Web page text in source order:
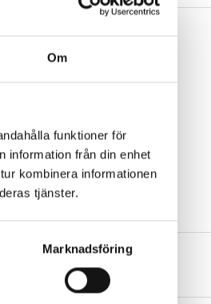
Om
funktioner för
information från din enhet
kombinera informationen
tjänster.
Marknadsföring